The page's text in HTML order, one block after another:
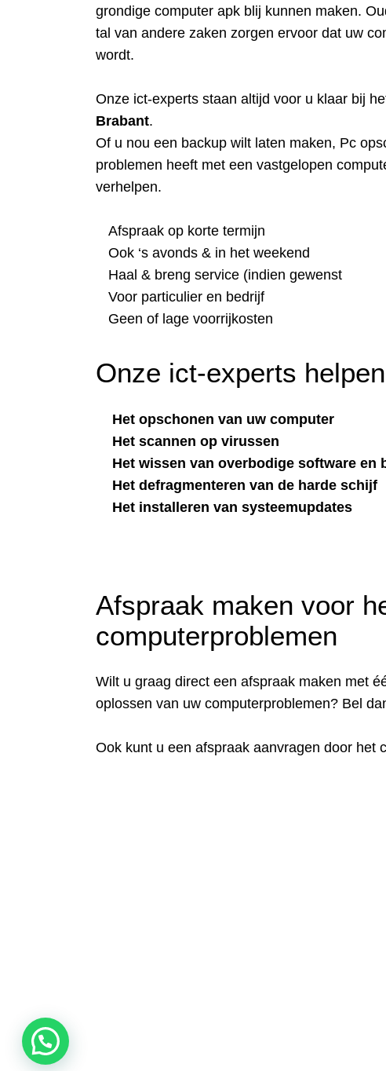
grondige computer apk blij kunnen maken.
tal van andere zaken zorgen ervoor dat uw
wordt.
Onze ict-experts staan altijd voor u klaar bij
Brabant.
Of u nou een backup wilt laten maken, Pc
problemen heeft met een vastgelopen
verhelpen.
Afspraak op korte termijn
Ook ‘s avonds & in het weekend
Haal & breng service (indien gewenst
Voor particulier en bedrijf
Geen of lage voorrijkosten
Onze ict-experts
Het opschonen van uw computer
Het scannen op virussen
Het wissen van overbodige software en
Het defragmenteren van de harde schijf
Het installeren van systeemupdates
Afspraak maken voor
computerproblemen
Wilt u graag direct een afspraak maken met
oplossen van uw computerproblemen? Bel
Ook kunt u een afspraak aanvragen door het